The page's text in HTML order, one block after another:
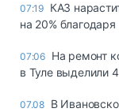
07:19 КАЗ
на 20%
07:06 На ремонт
в Туле выделили
07.08 В